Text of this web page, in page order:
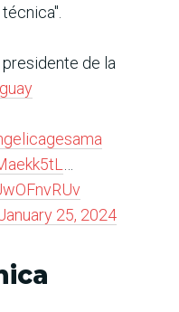
presidente de la
25, 2024